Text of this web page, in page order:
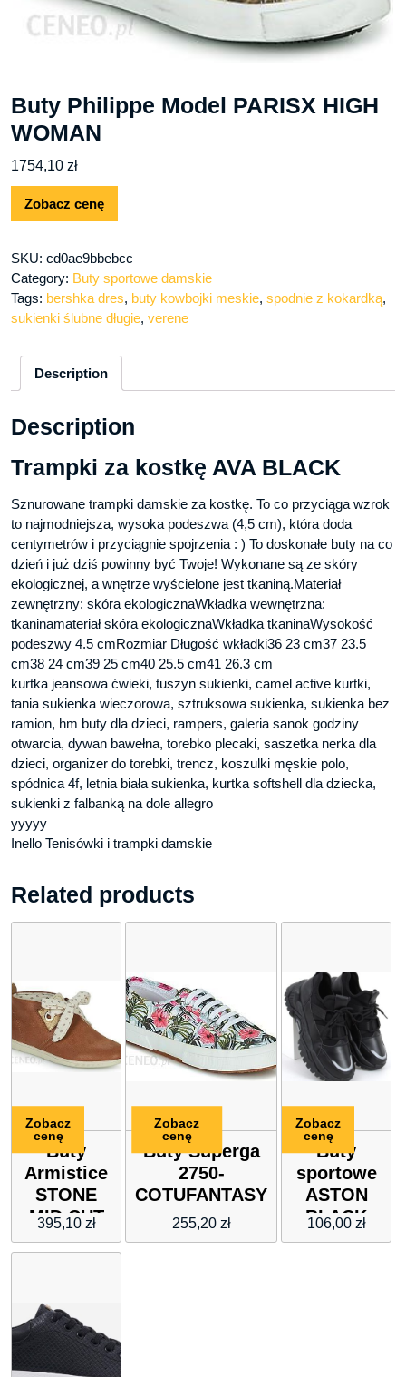
Buty Philippe Model PARISX HIGH
WOMAN
1754,10 zł
Zobacz cenę
SKU: cd0ae9bbebcc
Category: Buty sportowe damskie
Tags: bershka dres, buty kowbojki meskie, spodnie z kokardką,
sukienki ślubne długie, verene
Description
Description
Trampki za kostkę AVA BLACK
Sznurowane trampki damskie za kostkę. To co przyciąga wzrok
to najmodniejsza, wysoka podeszwa (4,5 cm), która doda
centymetrów i przyciągnie spojrzenia : ) To doskonałe buty na co
dzień i już dziś powinny być Twoje! Wykonane są ze skóry
ekologicznej, a wnętrze wyścielone jest tkaniną.Materiał
zewnętrzny: skóra ekologicznaWkładka wewnętrzna:
tkaninamateriał skóra ekologicznaWkładka tkaninaWysokość
podeszwy 4.5 cmRozmiar Długość wkładki36 23 cm37 23.5
cm38 24 cm39 25 cm40 25.5 cm41 26.3 cm
kurtka jeansowa ćwieki, tuszyn sukienki, camel active kurtki,
tania sukienka wieczorowa, sztruksowa sukienka, sukienka bez
ramion, hm buty dla dzieci, rampers, galeria sanok godziny
otwarcia, dywan bawełna, torebko plecaki, saszetka nerka dla
dzieci, organizer do torebki, trencz, koszulki męskie polo,
spódnica 4f, letnia biała sukienka, kurtka softshell dla dziecka,
sukienki z falbanką na dole allegro
yyyyy
Inello Tenisówki i trampki damskie
Related products
Buty
Armistice
STONE
MID CUT
395,10 zł
Zobacz
cenę
Buty Superga
2750-
COTUFANTASY
255,20 zł
Zobacz
cenę
Buty
sportowe
ASTON
BLACK
106,00 zł
Zobacz
cenę